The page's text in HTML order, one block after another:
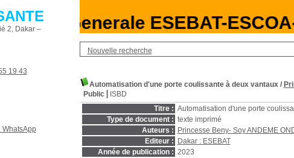
Generale ESEBAT-ESCOA-
Nouvelle recherche
Automatisation d'une porte coulissante à deux vantaux/
Public
ISBD
Titre : Automatisation d'une porte
Type de document : texte imprimé
Auteurs :
Princesse Beny- Soy ANDEME
Editeur :
Dakar : ESEBAT
Année de publication : 2023
2, Dakar –
19 43